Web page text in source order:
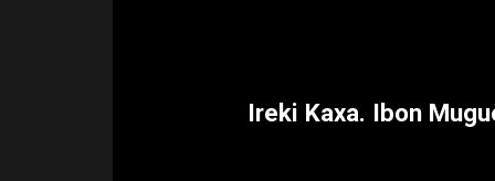
Ireki Kaxa. Ibon